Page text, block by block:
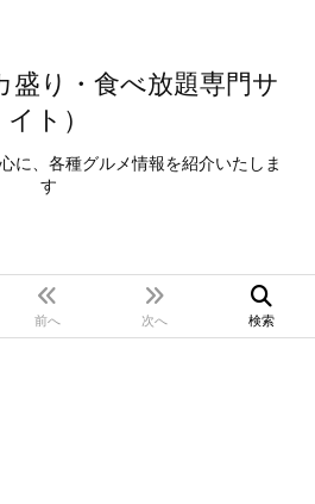
盛り・食べ放題専門サ
イト）
に、各種グルメ情報を紹介いたしま
す
前へ 次へ 検索